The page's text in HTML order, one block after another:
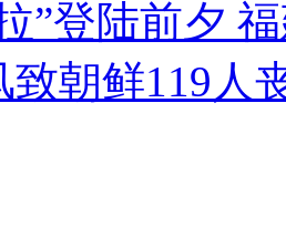
车”登陆前夕
致朝鲜119人